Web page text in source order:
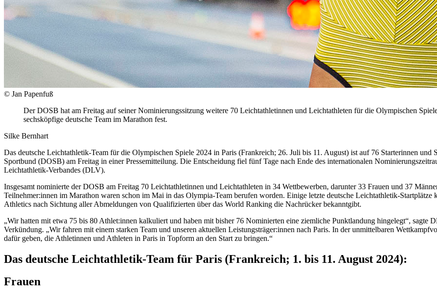
© Jan Papenfuß
Der DOSB hat am Freitag auf seiner Nominierungssitzung weitere 70 Leichtathletinnen und Leichtathleten für die Olympischen
sechsköpfige deutsche Team im Marathon fest.
Silke Bernhart
Das deutsche Leichtathletik-Team für die Olympischen Spiele 2024 in Paris (Frankreich; 26. Juli bis 11. August) ist auf 76 Starterinnen und
Sportbund (DOSB) am Freitag in einer Pressemitteilung. Die Entscheidung fiel fünf Tage nach Ende des internationalen
Leichtathletik-Verbandes (DLV).
Insgesamt nominierte der DOSB am Freitag 70 Leichtathletinnen und Leichtathleten in 34 Wettbewerben, darunter 33 Frauen und 37
Teilnehmer:innen im Marathon waren schon im Mai in das Olympia-Team berufen worden. Einige letzte deutsche Leichtathletik-
Athletics nach Sichtung aller Abmeldungen von Qualifizierten über das World Ranking die Nachrücker bekanntgibt.
„Wir hatten mit etwa 75 bis 80 Athlet:innen kalkuliert und haben mit bisher 76 Nominierten eine ziemliche Punktlandung hingelegt“, sagte
Verkündung. „Wir fahren mit einem starken Team und unseren aktuellen Leistungsträger:innen nach Paris. In der unmittelbaren
dafür geben, die Athletinnen und Athleten in Paris in Topform an den Start zu bringen.“
Das deutsche Leichtathletik-Team für Paris (Frankreich; 1. bis 11. August 2024):
Frauen